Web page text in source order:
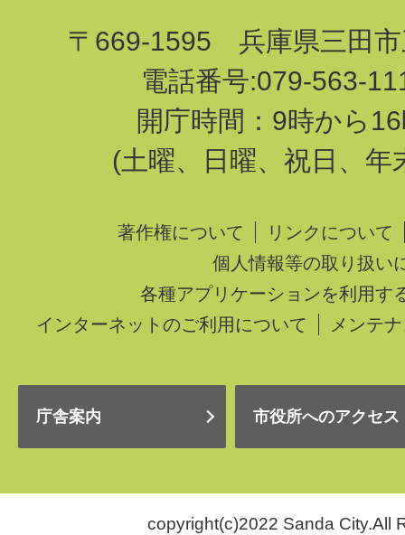
〒669-1595 兵庫県三田市
電話番号:079-563-
開庁時間：9時から
(土曜、日曜、祝日、年
著作権について
リンクについて
個人情報等の取り扱い
各種アプリケーションを利用す
インターネットのご利用について
メンテ
庁舎案内 市役所へのアクセス
copyright(c)2022 Sanda City.All